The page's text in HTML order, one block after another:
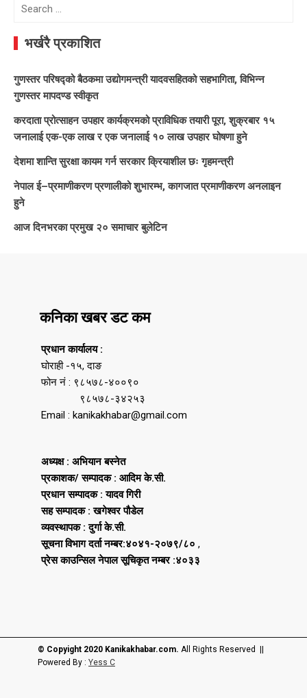
Search
भर्खरै प्रकाशित
गुणस्तर परिषद्को बैठकमा उद्योगमन्त्री यादवसहितको सहभागिता, विभिन्न
गुणस्तर मापदण्ड स्वीकृत
करदाता प्रोत्साहन उपहार कार्यक्रमको प्राविधिक तयारी पूरा, शुक्रबार १५
जनालाई एक-एक लाख र एक जनालाई १० लाख उपहार घोषणा हुने
देशमा शान्ति सुरक्षा कायम गर्न सरकार क्रियाशील छः गृहमन्त्री
नेपाल ई–प्रमाणीकरण प्रणालीको शुभारम्भ, कागजात प्रमाणीकरण अनलाइन
हुने
आज दिनभरका प्रमुख २० समाचार बुलेटिन
कनिका खबर डट कम
प्रधान कार्यालय :
घोराही -१५, दाङ
फोन नं : ९८५७८-४००९०
९८५७८-३४२५३
Email : kanikakhabar@gmail.com
अध्यक्ष : अभियान बस्नेत
प्रकाशक/ सम्पादक : आदिम के.सी.
प्रधान सम्पादक : यादव गिरी
सह सम्पादक : खगेश्वर पौडेल
व्यवस्थापक : दुर्गा के.सी.
सूचना विभाग दर्ता नम्बर:४०४१-२०७९/८० ,
प्रेस काउन्सिल नेपाल सूचिकृत नम्बर :४०३३
© Copyight 2020 Kanikakhabar.com. All Rights Reserved ||
Powered By : Yess C